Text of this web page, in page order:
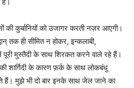
की कुर्बानियों को उजागर करती नज़र आएगी।
तक ही सीमित न होकर, इन्‍कलाबी,
मुस्‍तैदी के साथ शिरकत करने वाले रहे हैं।
शार्गिदी के कारण फ़र्क के साथ लोकबंधु
हैं। मुझे भी दो बार इनके साथ जेल जाने का